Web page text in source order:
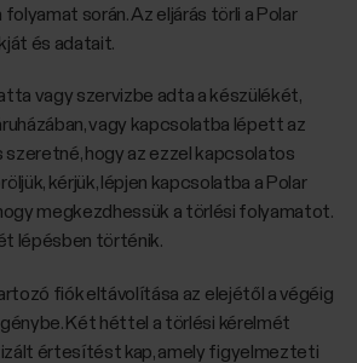
során. Az eljárás törli a Polar
és adatait.
vagy szervizbe adta a készülékét,
vagy kapcsolatba lépett az
hogy az ezzel kapcsolatos
kérjük, lépjen kapcsolatba a Polar
megkezdhessük a törlési folyamatot.
lépésben történik.
fiók eltávolítása az elejétől a végéig
Két héttel a törlési kérelmét
értesítést kap, amely figyelmezteti